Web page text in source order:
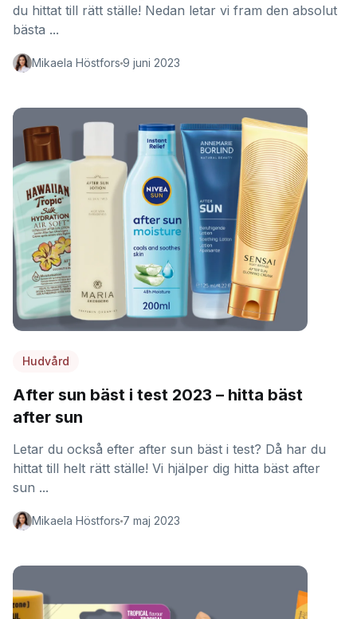
du hittat till rätt ställe! Nedan letar vi fram den absolut
bästa ...
Mikaela Höstfors 9 juni 2023
Hudvård
After sun bäst i test 2023 – hitta bäst
after sun
Letar du också efter after sun bäst i test? Då har du
hittat till helt rätt ställe! Vi hjälper dig hitta bäst after
sun ...
Mikaela Höstfors 7 maj 2023